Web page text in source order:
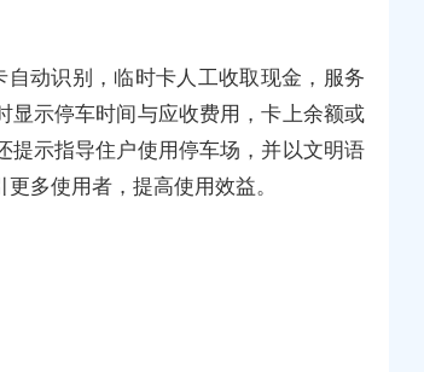
动识别，临时卡人工收取现金，服务
示停车时间与应收费用，卡上余额或
示指导住户使用停车场，并以文明语
多使用者，提高使用效益。